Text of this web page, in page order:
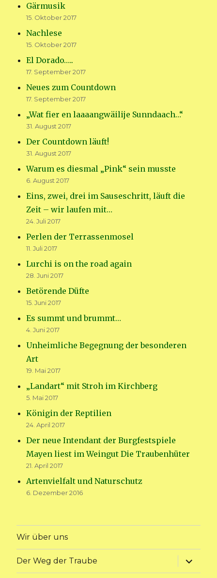
Gärmusik
15. Oktober 2017
Nachlese
15. Oktober 2017
El Dorado…..
17. September 2017
Neues zum Countdown
17. September 2017
„Wat fier en laaaangwäilije Sunndaach…“
31. August 2017
Der Countdown läuft!
31. August 2017
Warum es diesmal „Pink“ sein musste
6. August 2017
Eins, zwei, drei im Sauseschritt, läuft die
Zeit – wir laufen mit…
24. Juli 2017
Perlen der Terrassenmosel
11. Juli 2017
Lurchi is on the road again
28. Juni 2017
Betörende Düfte
15. Juni 2017
Es summt und brummt…
4. Juni 2017
Unheimliche Begegnung der besonderen
Art
19. Mai 2017
„Landart“ mit Stroh im Kirchberg
5. Mai 2017
Königin der Reptilien
24. April 2017
Der neue Intendant der Burgfestspiele
Mayen liest im Weingut Die Traubenhüter
21. April 2017
Artenvielfalt und Naturschutz
6. Dezember 2016
Wir über uns
Der Weg der Traube